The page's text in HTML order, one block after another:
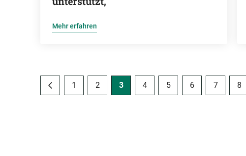
Mehr erfahren
1 2 3 4 5 6 7 8